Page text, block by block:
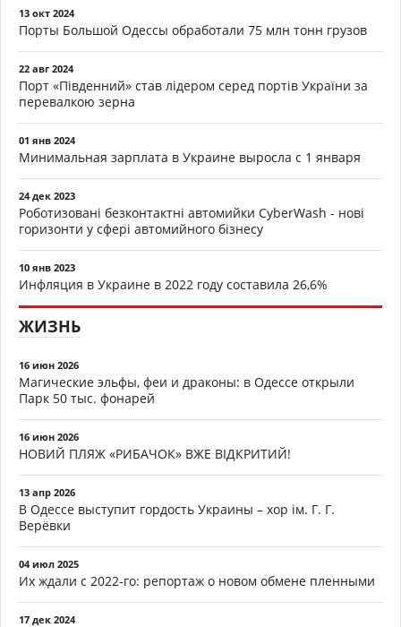
13 окт 2024
Порты Большой Одессы обработали 75 млн тонн грузов
22 авг 2024
Порт «Південний» став лідером серед портів України за
перевалкою зерна
01 янв 2024
Минимальная зарплата в Украине выросла с 1 января
24 дек 2023
Роботизовані безконтактні автомийки CyberWash - нові
горизонти у сфері автомийного бізнесу
10 янв 2023
Инфляция в Украине в 2022 году составила 26,6%
ЖИЗНЬ
16 июн 2026
Магические эльфы, феи и драконы: в Одессе открыли
Парк 50 тыс. фонарей
16 июн 2026
НОВИЙ ПЛЯЖ «РИБАЧОК» ВЖЕ ВІДКРИТИЙ!
13 апр 2026
В Одессе выступит гордость Украины – хор ім. Г. Г.
Верёвки
04 июл 2025
Их ждали с 2022-го: репортаж о новом обмене пленными
17 дек 2024